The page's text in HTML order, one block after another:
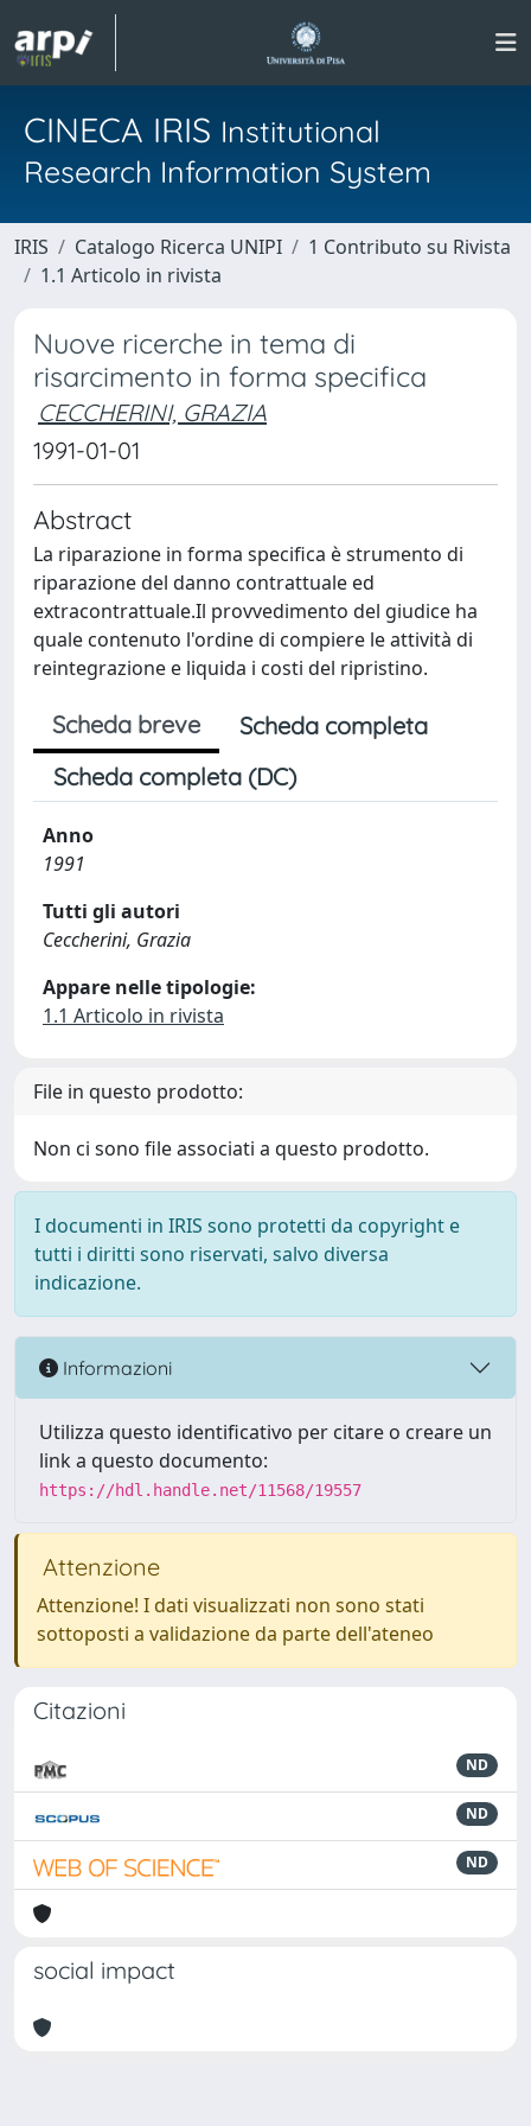
CINECA IRIS Institutional
Research Information System
IRIS Catalogo Ricerca UNIPI
1 Contributo su Rivista
1.1 Articolo in rivista
Nuove ricerche in tema di
risarcimento in forma specifica
CECCHERINI, GRAZIA
1991-01-01
Abstract
La riparazione in forma specifica è strumento di
riparazione del danno contrattuale ed
extracontrattuale.Il provvedimento del giudice ha
quale contenuto l'ordine di compiere le attività di
reintegrazione e liquida i costi del ripristino.
Scheda breve
Scheda completa
Scheda completa (DC)
Anno
1991
Tutti gli autori
Ceccherini, Grazia
Appare nelle tipologie:
1.1 Articolo in rivista
File in questo prodotto:
Non ci sono file associati a questo prodotto.
I documenti in IRIS sono protetti da copyright e
tutti i diritti sono riservati, salvo diversa
indicazione.
Informazioni
Utilizza questo identificativo per citare o creare un
link a questo documento:
https://hdl.handle.net/11568/19557
Attenzione
Attenzione! I dati visualizzati non sono stati
sottoposti a validazione da parte dell'ateneo
Citazioni
ND
ND
ND
social impact